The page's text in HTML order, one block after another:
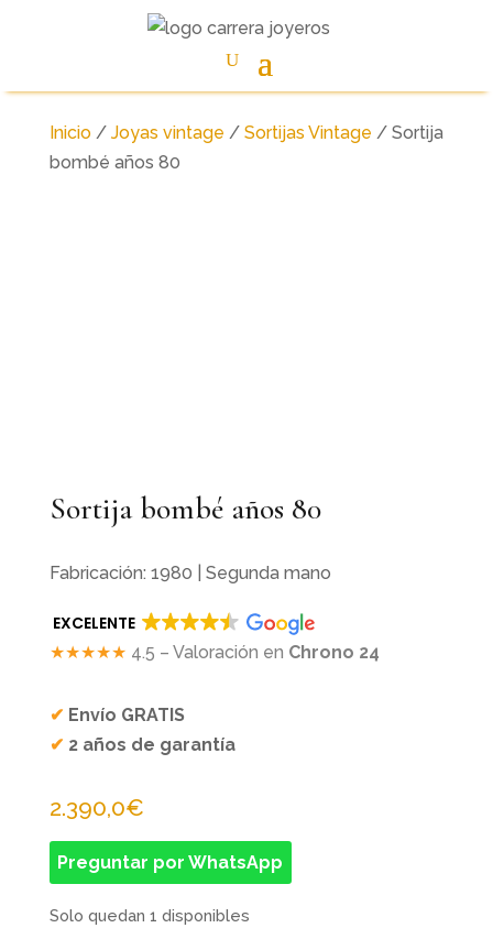
Inicio/ Joyas vintage / Sortijas Vintage / Sortija
bombé años 80
Sortija bombé años 80
Fabricación: 1980 | Segunda mano
EXCELENTE
★★★★★ 4.5 – Valoración en Chrono 24
✔ Envío GRATIS
✔ 2 años de garantía
2.390,0€
Preguntar por WhatsApp
Solo quedan 1 disponibles